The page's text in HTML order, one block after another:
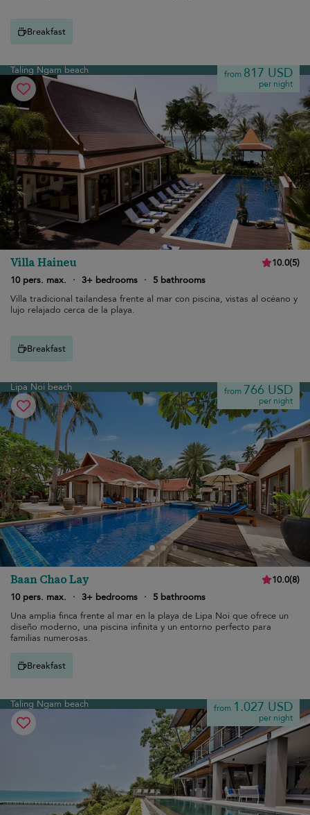
Breakfast
Taling Ngam beach from 817 USD
per night
Villa Haineu 10.0(5)
10 pers. max.
· 3+ bedrooms ·
5 bathrooms
Villa tradicional tailandesa frente al mar con piscina, vistas al océano y
lujo relajado cerca de la playa.
Breakfast
Lipa Noi beach from 766 USD
per night
Baan Chao Lay 10.0(8)
10 pers. max.
· 3+ bedrooms ·
5 bathrooms
Una amplia finca frente al mar en la playa de Lipa Noi que ofrece un
diseño moderno, una piscina infinita y un entorno perfecto para
familias numerosas.
Breakfast
Taling Ngam beach from 1.027 USD
per night